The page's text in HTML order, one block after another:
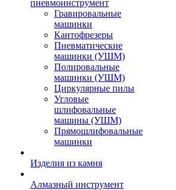
пневмоинструмент
Гравировальные
машинки
Кантофрезеры
Пневматические
машинки (УШМ)
Полировальные
машинки (УШМ)
Циркулярные пилы
Угловые
шлифовальные
машины (УШМ)
Прямошлифовальные
машинки
Изделия из камня
Алмазный инструмент